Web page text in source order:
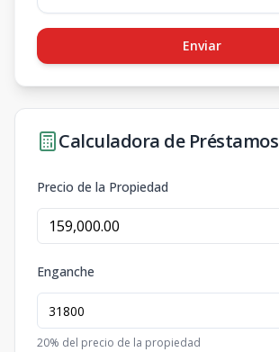
Enviar
Calculadora de Préstamos
Precio de la Propiedad
Enganche
20% del precio de la propiedad